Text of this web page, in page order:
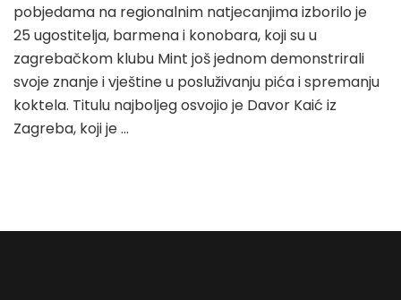
pobjedama na regionalnim natjecanjima izborilo je
25 ugostitelja, barmena i konobara, koji su u
zagrebačkom klubu Mint još jednom demonstrirali
svoje znanje i vještine u posluživanju pića i spremanju
koktela. Titulu najboljeg osvojio je Davor Kaić iz
Zagreba, koji je …